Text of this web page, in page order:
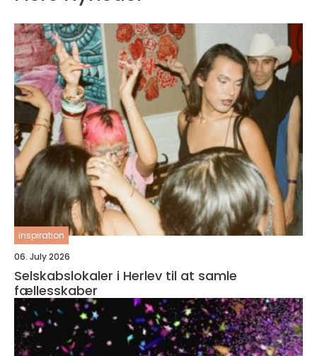
inspiration
06. July 2026
Selskabslokaler i Herlev til at samle
fællesskaber